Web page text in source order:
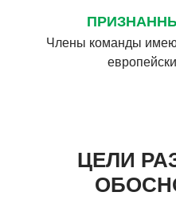
Члены команды
ЦЕЛИ